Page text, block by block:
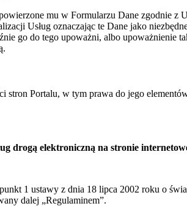
mu w Formularzu Dane zgodnie
Usług oznaczając te Dane jako
go do tego upoważni, albo upoważnienie
stron Portalu, w tym prawa do jego
drogą elektroniczną na stronie
1 ustawy z dnia 18 lipca 2002 roku o
dalej „Regulaminem”.